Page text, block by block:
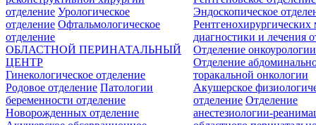
отделение Урологическое
отделение Офтальмологическое
отделение
Эндоскопическое
Рентгенохирургических
диагностики и лечения
Отделение онкоурологии
Отделение
торакальной онкологии
ОБЛАСТНОЙ ПЕРИНАТАЛЬНЫЙ
ЦЕНТР
Гинекологическое отделение
Родовое отделение Патологии
беременности отделение
Новорожденных отделение
Акушерское
отделение Отделение
анестезиологии-